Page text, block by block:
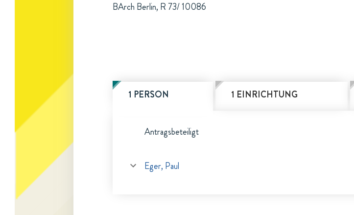
BArch Berlin, R 73/ 10086
1 PERSON 1 EINRICHTUNG
Antragsbeteiligt
Eger, Paul